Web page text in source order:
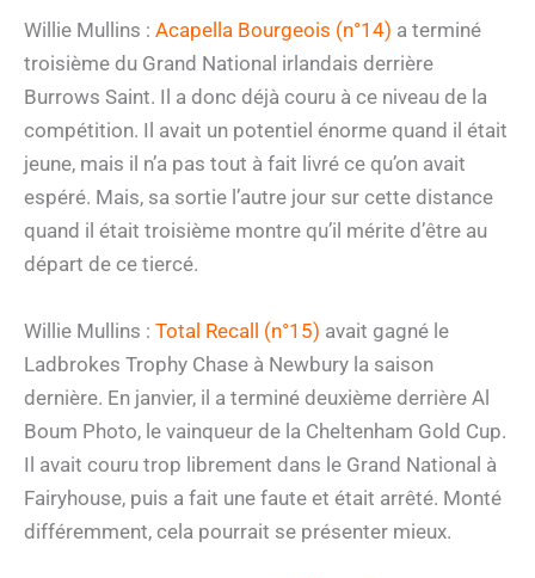
Willie Mullins : Acapella Bourgeois (n°14) a terminé
troisième du Grand National irlandais derrière
Burrows Saint. Il a donc déjà couru à ce niveau de la
compétition. Il avait un potentiel énorme quand il était
jeune, mais il n’a pas tout à fait livré ce qu’on avait
espéré. Mais, sa sortie l’autre jour sur cette distance
quand il était troisième montre qu’il mérite d’être au
départ de ce tiercé.
Willie Mullins : Total Recall (n°15) avait gagné le
Ladbrokes Trophy Chase à Newbury la saison
dernière. En janvier, il a terminé deuxième derrière Al
Boum Photo, le vainqueur de la Cheltenham Gold Cup.
Il avait couru trop librement dans le Grand National à
Fairyhouse, puis a fait une faute et était arrêté. Monté
différemment, cela pourrait se présenter mieux.